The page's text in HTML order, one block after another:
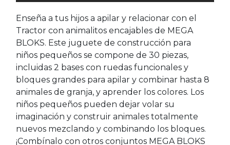
Enseña a tus hijos a apilar y relacionar con el
Tractor con animalitos encajables de MEGA
BLOKS. Este juguete de construcción para
niños pequeños se compone de 30 piezas,
incluidas 2 bases con ruedas funcionales y
bloques grandes para apilar y combinar hasta 8
animales de granja, y aprender los colores. Los
niños pequeños pueden dejar volar su
imaginación y construir animales totalmente
nuevos mezclando y combinando los bloques.
¡Combínalo con otros conjuntos MEGA BLOKS